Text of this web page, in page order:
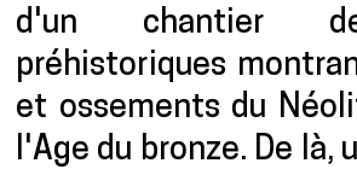
d'un chantier
préhistoriques
et ossements du
l'Age du bronze. De là,